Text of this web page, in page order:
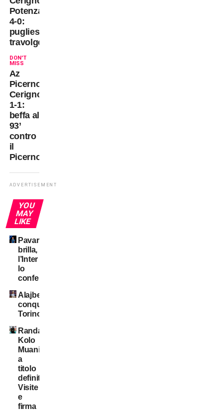
Potenza
4-0:
pugliesi
travolgenti!
DON'T
MISS
Az
Picerno-
Cerignola
1-1:
beffa al
93’
contro
il
Picerno
ADVERTISEMENT
YOU
MAY
LIKE
Pavard
brilla,
l’Inter
lo
conferma?
Alajbegovic
conquista
Torino
Randal
Kolo
Muani:
a
titolo
definitivo!
Visite
e
firma